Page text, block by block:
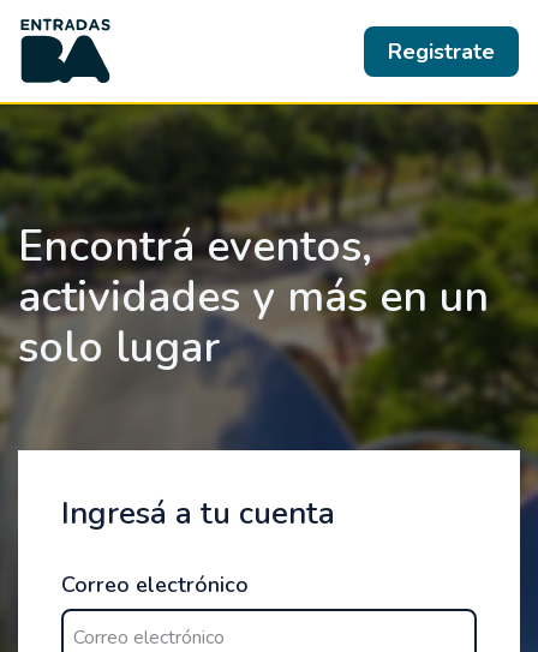
Registrate
Encontrá eventos,
actividades y más en un
solo lugar
Ingresá a tu cuenta
Correo electrónico